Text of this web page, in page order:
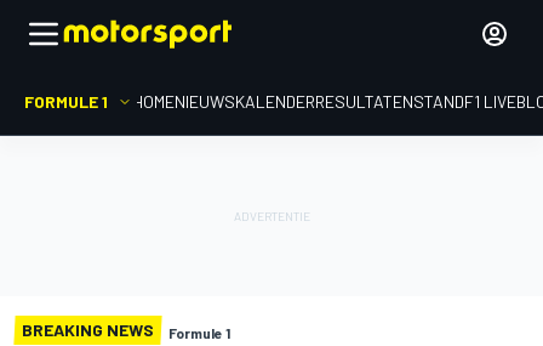
FORMULE 1 HOMENIEUWSKALENDERRESULTATENSTANDF1
BREAKING NEWS Formule 1